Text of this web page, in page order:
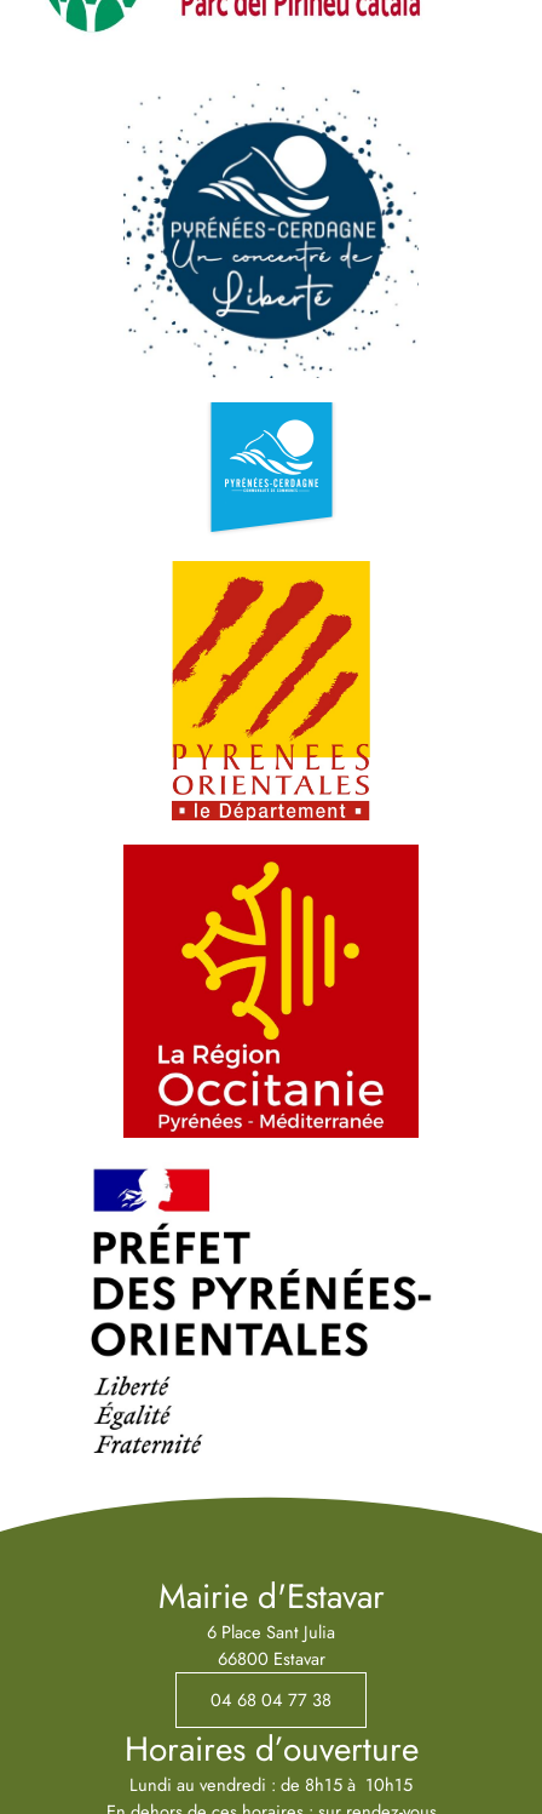
Mairie d'Estavar
6 Place Sant Julia
66800 Estavar
04 68 04 77 38
Horaires d’ouverture
Lundi au vendredi : de 8h15 à 10h15